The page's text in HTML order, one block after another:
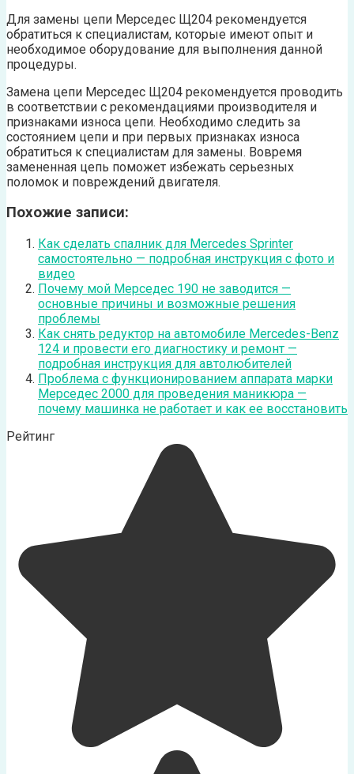
Для замены цепи Мерседес Щ204 рекомендуется
обратиться к специалистам, которые имеют опыт и
необходимое оборудование для выполнения данной
процедуры.
Замена цепи Мерседес Щ204 рекомендуется проводить
в соответствии с рекомендациями производителя и
признаками износа цепи. Необходимо следить за
состоянием цепи и при первых признаках износа
обратиться к специалистам для замены. Вовремя
замененная цепь поможет избежать серьезных
поломок и повреждений двигателя.
Похожие записи:
Как сделать спалник для Mercedes Sprinter
самостоятельно — подробная инструкция с фото и
видео
Почему мой Мерседес 190 не заводится —
основные причины и возможные решения
проблемы
Как снять редуктор на автомобиле Mercedes-Benz
124 и провести его диагностику и ремонт —
подробная инструкция для автолюбителей
Проблема с функционированием аппарата марки
Мерседес 2000 для проведения маникюра —
почему машинка не работает и как ее восстановить
Рейтинг